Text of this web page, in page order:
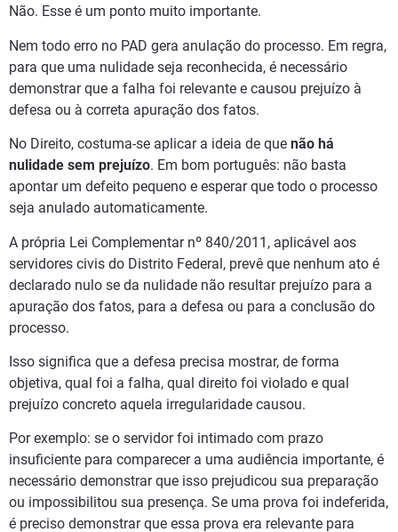
Não. Esse é um ponto muito importante.
Nem todo erro no PAD gera anulação do processo. Em regra,
para que uma nulidade seja reconhecida, é necessário
demonstrar que a falha foi relevante e causou prejuízo à
defesa ou à correta apuração dos fatos.
No Direito, costuma-se aplicar a ideia de que não há
nulidade sem prejuízo. Em bom português: não basta
apontar um defeito pequeno e esperar que todo o processo
seja anulado automaticamente.
A própria Lei Complementar nº 840/2011, aplicável aos
servidores civis do Distrito Federal, prevê que nenhum ato é
declarado nulo se da nulidade não resultar prejuízo para a
apuração dos fatos, para a defesa ou para a conclusão do
processo.
Isso significa que a defesa precisa mostrar, de forma
objetiva, qual foi a falha, qual direito foi violado e qual
prejuízo concreto aquela irregularidade causou.
Por exemplo: se o servidor foi intimado com prazo
insuficiente para comparecer a uma audiência importante, é
necessário demonstrar que isso prejudicou sua preparação
ou impossibilitou sua presença. Se uma prova foi indeferida,
é preciso demonstrar que essa prova era relevante para